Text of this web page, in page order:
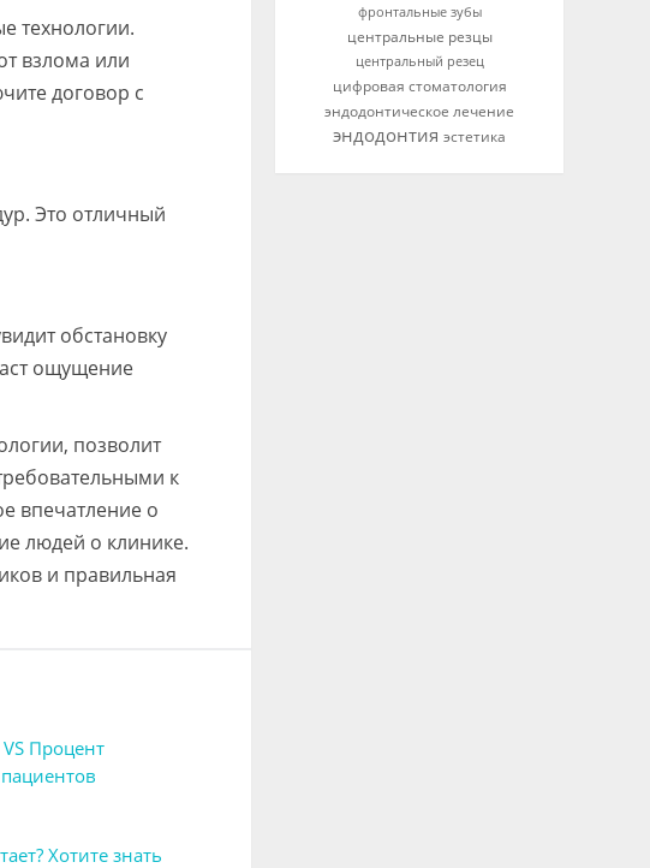
технологии.
взлома или
договор с
Это отличный
обстановку
ощущение
позволит
к
впечатление о
людей о клинике.
и правильная
Процент
Хотите знать
фронтальные зубы
центральные резцы
центральный резец
цифровая стоматология
эндодонтическое лечение
эндодонтия эстетика